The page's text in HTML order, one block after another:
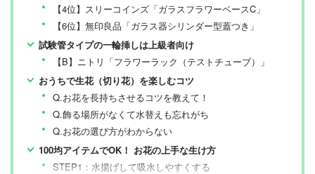
【4位】スリーコインズ「ガラスフラワーベースC」
【6位】無印良品「ガラス器シリンダー型蓋つき」
試験管タイプの一輪挿しは上級者向け
【B】ニトリ「フラワーラック（テストチューブ）」
おうちで生花（切り花）を楽しむコツ
Q.お花を長持ちさせるコツを教えて！
Q.飾る場所がなくて水替えも忘れがち
Q.お花の選び方がわからない
100均アイテムでOK！ お花の上手な生け方
STEP1：水揚げして吸水しやすくする